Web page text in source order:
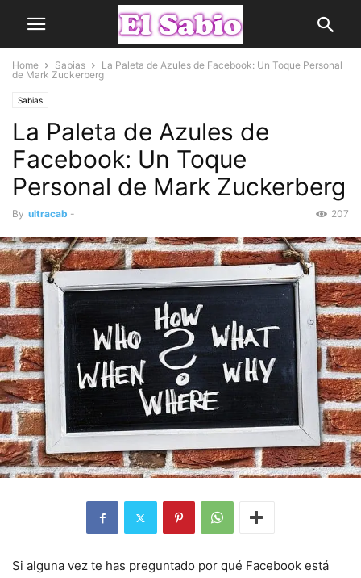
Home Sabias
La Paleta de Azules de Facebook: Un Toque Personal
de Mark Zuckerberg
Sabias
La Paleta de Azules de
Facebook: Un Toque
Personal de Mark Zuckerberg
By ultracab - 207
Si alguna vez te has preguntado por qué Facebook está